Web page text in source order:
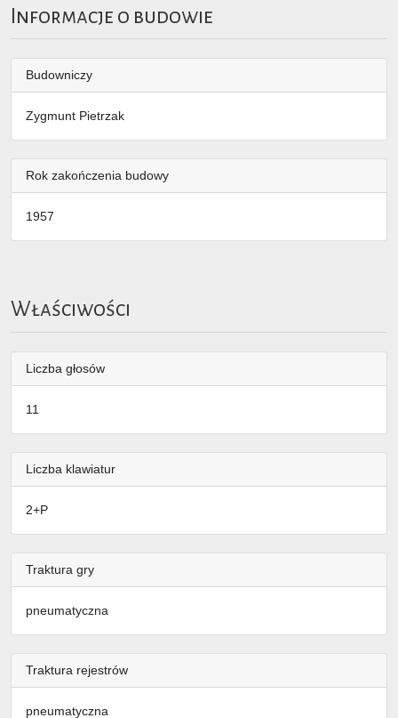
Informacje o budowie
Budowniczy
Zygmunt Pietrzak
Rok zakończenia budowy
1957
Właściwości
Liczba głosów
11
Liczba klawiatur
2+P
Traktura gry
pneumatyczna
Traktura rejestrów
pneumatyczna